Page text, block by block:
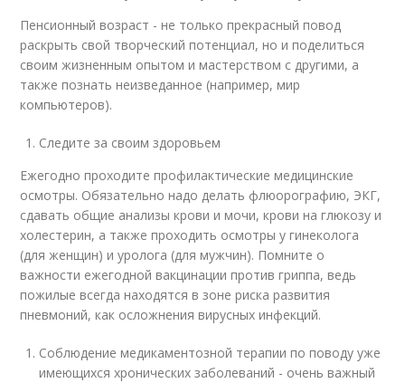
Пенсионный возраст - не только прекрасный повод
раскрыть свой творческий потенциал, но и поделиться
своим жизненным опытом и мастерством с другими, а
также познать неизведанное (например, мир
компьютеров).
Следите за своим здоровьем
Ежегодно проходите профилактические медицинские
осмотры. Обязательно надо делать флюорографию, ЭКГ,
сдавать общие анализы крови и мочи, крови на глюкозу и
холестерин, а также проходить осмотры у гинеколога
(для женщин) и уролога (для мужчин). Помните о
важности ежегодной вакцинации против гриппа, ведь
пожилые всегда находятся в зоне риска развития
пневмоний, как осложнения вирусных инфекций.
Соблюдение медикаментозной терапии по поводу уже
имеющихся хронических заболеваний - очень важный